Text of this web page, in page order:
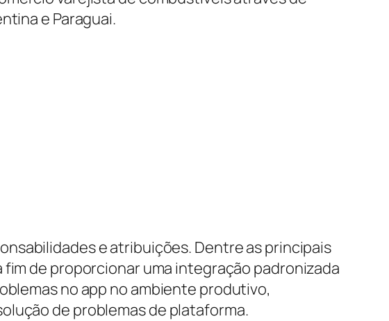
e Paraguai.
e atribuições. Dentre as principais
de proporcionar uma integração padronizada
no app no ambiente produtivo,
de problemas de plataforma.